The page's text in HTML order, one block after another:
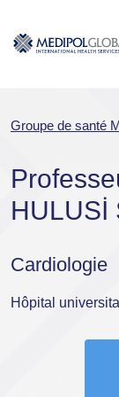
Groupe de santé
HULUSİ
Cardiologie
Hôpital